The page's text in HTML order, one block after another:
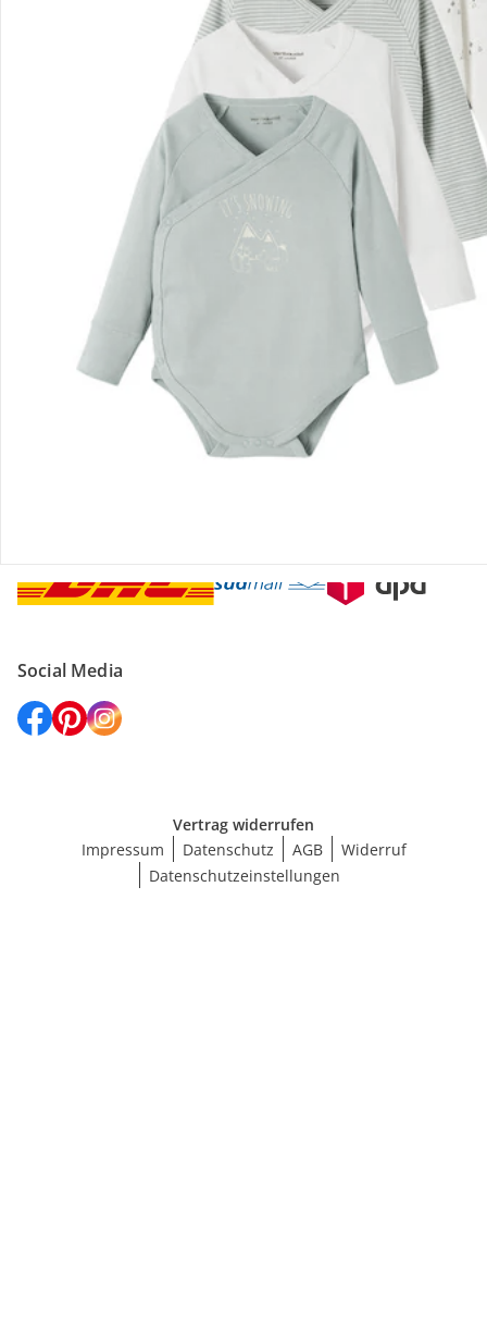
Filialen & Beratung
Sicher & flexibel bezahlen
Sicher einkaufen
Social Media
Vertrag widerrufen
Impressum
Datenschutz AGB
Widerruf
Datenschutzeinstellungen